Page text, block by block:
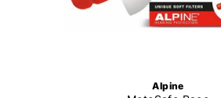
Alpine